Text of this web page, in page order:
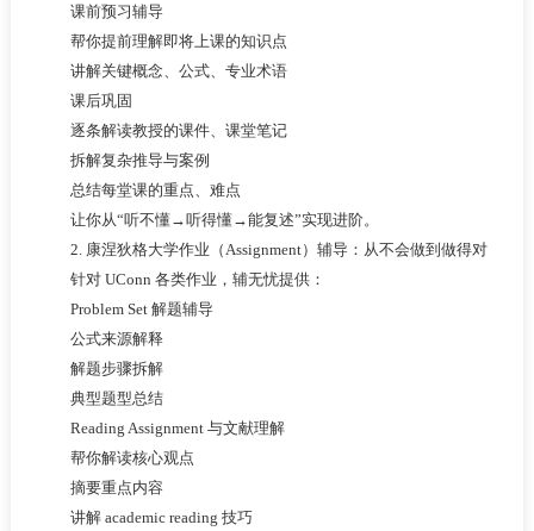
课前预习辅导
帮你提前理解即将上课的知识点
讲解关键概念、公式、专业术语
课后巩固
逐条解读教授的课件、课堂笔记
拆解复杂推导与案例
总结每堂课的重点、难点
让你从“听不懂→听得懂→能复述”实现进阶。
2. 康涅狄格大学作业（Assignment）辅导：从不会做到做得对
针对 UConn 各类作业，辅无忧提供：
Problem Set 解题辅导
公式来源解释
解题步骤拆解
典型题型总结
Reading Assignment 与文献理解
帮你解读核心观点
摘要重点内容
讲解 academic reading 技巧